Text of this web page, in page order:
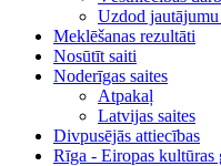
Uzdod
Meklēšanas rezultāti
Nosūtīt saiti
Noderīgas saites
Atpakaļ
Latvijas saites
Divpusējās attiecības
Rīga - Eiropas kultūras